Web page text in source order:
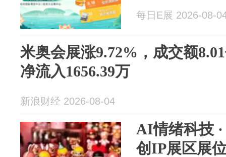
每日E展 2026-08-
米奥会展涨9.72%，成交额
净流入1656.39万
新浪财经 2026-08-04
AI情绪科技
创IP展区展